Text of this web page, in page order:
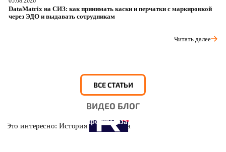
DataMatrix на СИЗ: как принимать каски и перчатки с маркировкой
через ЭДО и выдавать сотрудникам
Читать далее
ВСЕ СТАТЬИ
ВИДЕО БЛОГ
Это интересно: История противогаза